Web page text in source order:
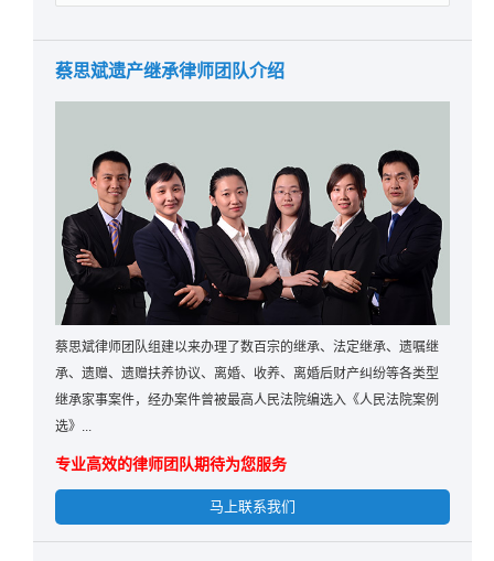
蔡思斌遗产继承律师团队介绍
蔡思斌律师团队组建以来办理了数百宗的继承、法定继承、遗嘱继
承、遗赠、遗赠扶养协议、离婚、收养、离婚后财产纠纷等各类型
继承家事案件，经办案件曾被最高人民法院编选入《人民法院案例
选》...
专业高效的律师团队期待为您服务
马上联系我们